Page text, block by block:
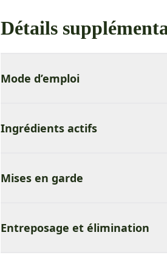
Détails
Mode d’emploi
Ingrédients actifs
Mises en garde
Entreposage et élimination